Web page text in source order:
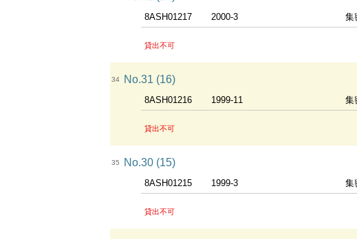
8ASH01217 2000-3 集
貸出不可
34 No.31 (16)
8ASH01216 1999-11 集
貸出不可
35 No.30 (15)
8ASH01215 1999-3 集
貸出不可